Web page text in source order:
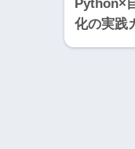
Python×
化の実践